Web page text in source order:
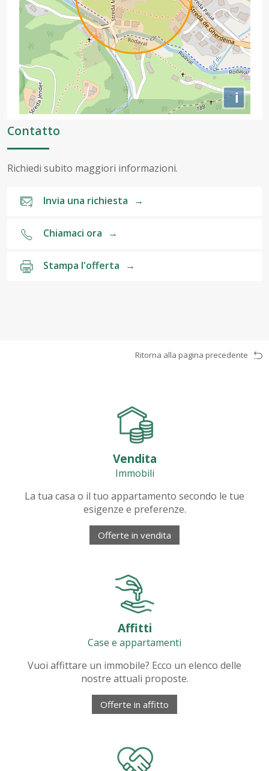
i
Contatto
Richiedi subito maggiori informazioni.
Invia una richiesta →
Chiamaci ora →
Stampa l'offerta →
Ritorna alla pagina precedente
Vendita
Immobili
La tua casa o il tuo appartamento secondo le tue
esigenze e preferenze.
Offerte in vendita
Affitti
Case e appartamenti
Vuoi affittare un immobile? Ecco un elenco delle
nostre attuali proposte.
Offerte in affitto